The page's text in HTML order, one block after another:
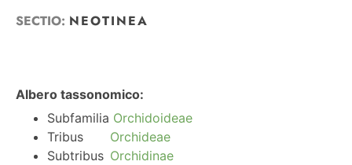
SECTIO: NEOTINEA
Albero tassonomico:
Subfamilia Orchidoideae
Tribus
Orchideae
Subtribus Orchidinae